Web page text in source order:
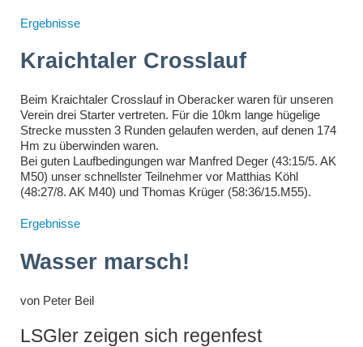
Ergebnisse
Kraichtaler Crosslauf
Beim Kraichtaler Crosslauf in Oberacker waren für unseren
Verein drei Starter vertreten. Für die 10km lange hügelige
Strecke mussten 3 Runden gelaufen werden, auf denen 174
Hm zu überwinden waren.
Bei guten Laufbedingungen war Manfred Deger (43:15/5. AK
M50) unser schnellster Teilnehmer vor Matthias Köhl
(48:27/8. AK M40) und Thomas Krüger (58:36/15.M55).
Ergebnisse
Wasser marsch!
von Peter Beil
LSGler zeigen sich regenfest